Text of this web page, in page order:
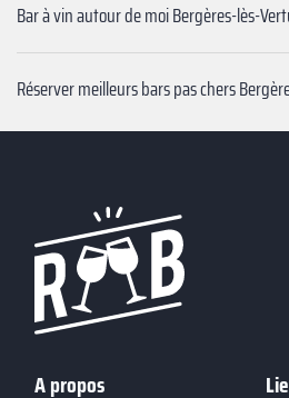
Bar à vin autour de moi Bergères-lès-
Réserver meilleurs bars pas chers
A propos